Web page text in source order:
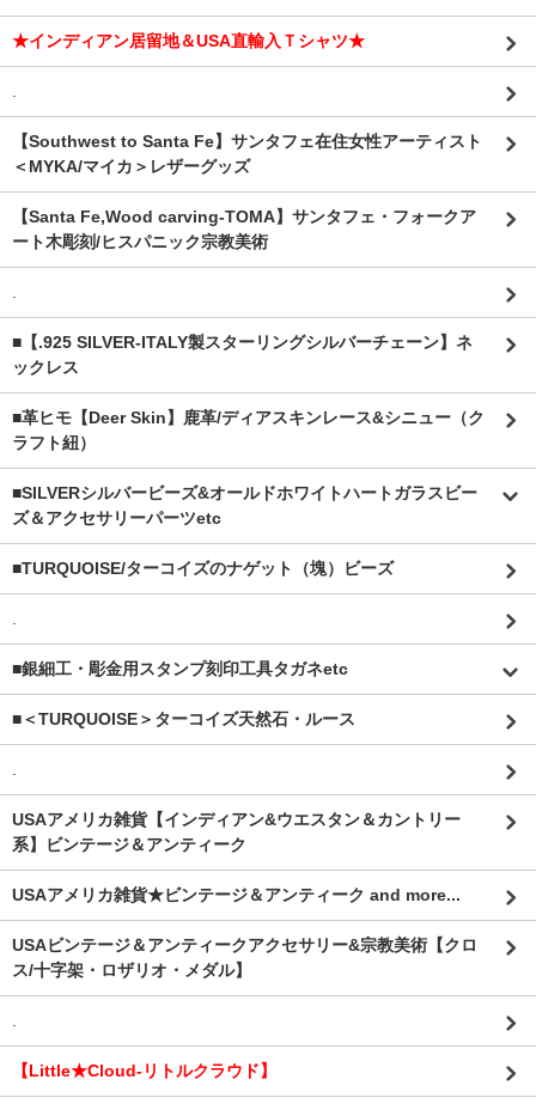
★インディアン居留地＆USA直輸入Ｔシャツ★
【Southwest to Santa Fe】サンタフェ在住女性アーティスト
＜MYKA/マイカ＞レザーグッズ
【Santa Fe,Wood carving-TOMA】サンタフェ・フォークア
ート木彫刻/ヒスパニック宗教美術
■【.925 SILVER-ITALY製スターリングシルバーチェーン】ネ
ックレス
■革ヒモ【Deer Skin】鹿革/ディアスキンレース&シニュー（ク
ラフト紐）
■SILVERシルバービーズ&オールドホワイトハートガラスビー
ズ＆アクセサリーパーツetc
■TURQUOISE/ターコイズのナゲット（塊）ビーズ
■銀細工・彫金用スタンプ刻印工具タガネetc
■＜TURQUOISE＞ターコイズ天然石・ルース
USAアメリカ雑貨【インディアン&ウエスタン＆カントリー
系】ビンテージ＆アンティーク
USAアメリカ雑貨★ビンテージ＆アンティーク and more...
USAビンテージ＆アンティークアクセサリー&宗教美術【クロ
ス/十字架・ロザリオ・メダル】
【Little★Cloud-リトルクラウド】